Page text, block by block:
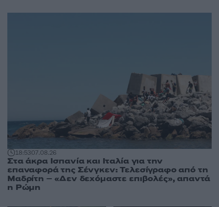
18:5307.08.26
Στα άκρα Ισπανία και Ιταλία για την
επαναφορά της Σένγκεν: Τελεσίγραφο από τη
Μαδρίτη – «Δεν δεχόμαστε επιβολές», απαντά
η Ρώμη